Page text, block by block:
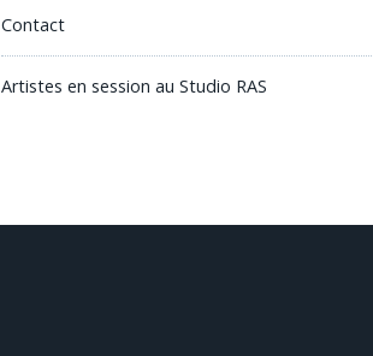
Contact
Artistes en session au Studio RAS